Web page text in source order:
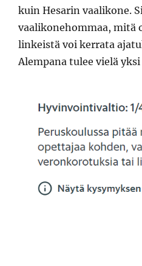
kuin Hesarin vaalikone.
vaalikonehommaa, mitä
linkeistä voi kerrata
Alempana tulee vielä